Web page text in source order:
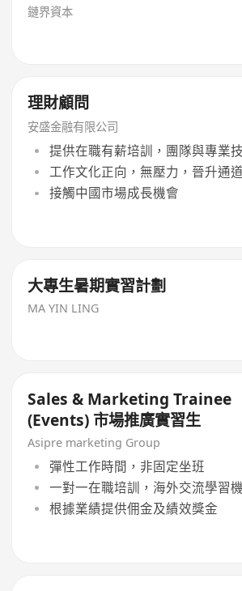
鏈界資本
理財顧問
安盛金融有限公司
提供在職有薪培訓，團隊與專業
工作文化正向，無壓力，晉升通
接觸中國市場成長機會
大專生暑期實習計劃
MA YIN LING
Sales & Marketing Trainee
(Events) 市場推廣實習生
Asipre marketing Group
彈性工作時間，非固定坐班
一對一在職培訓，海外交流學習
根據業績提供佣金及績效獎金